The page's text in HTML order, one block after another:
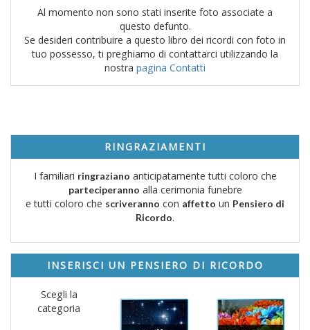
Al momento non sono stati inserite foto associate a
questo defunto.
Se desideri contribuire a questo libro dei ricordi con foto in
tuo possesso, ti preghiamo di contattarci utilizzando la
nostra pagina Contatti
RINGRAZIAMENTI
I familiari ringraziano anticipatamente tutti coloro che
parteciperanno alla cerimonia funebre
e tutti coloro che scriveranno con affetto un Pensiero di
Ricordo.
INSERISCI UN PENSIERO DI RICORDO
Scegli la
categoria